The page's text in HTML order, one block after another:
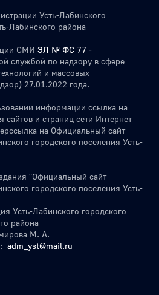
Усть-Лабинского
Лабинского района
СМИ ЭЛ № ФС 77 -
службой по надзору в сфере
и массовых
27.01.2022 года.
информации ссылка на
сайтов и страниц сети Интернет
на Официальный сайт
городского поселения Усть-
"Официальный сайт
городского поселения Усть-
Усть-Лабинского городского
района
М. А.
adm_yst@mail.ru